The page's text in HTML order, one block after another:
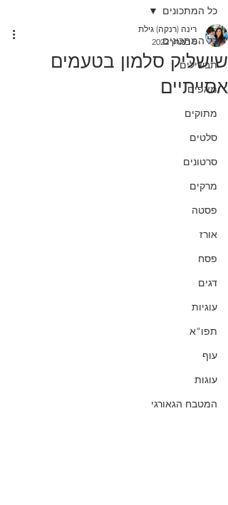
כל המתכונים
תבשילים
מאפים
מתוקים
סלטים
סרטונים
מרקים
פסטה
אורז
פסח
דגים
עוגיות
תפו"א
עוף
עוגות
המטבח הגאורגי
כל המתכונים
שישליק סלמון בטעמים
אסייתיים
רינה (רנקה) גילת
6 במרץ 2022